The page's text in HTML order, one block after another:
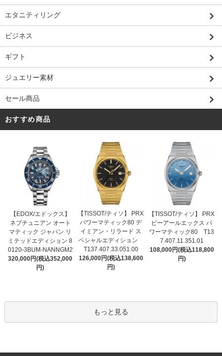
エタニティリング
ビジネス
ギフト
ジュエリー素材
セール商品
おすすめ商品
【EDOX/エドックス】
ネプチュニアン オート
マティック ジャパン リ
ミテッドエディション 8
0120-3BUM-NANNGM2
320,000円(税込352,000
円)
【TISSOT/ティソ】 PRX
パワーマティック80 デ
イミアン・リラード ス
ペシャルエディション
T137.407.33.051.00
126,000円(税込138,600
円)
【TISSOT/ティソ】 PRX
ピーアールエックス パ
ワーマティック80 T13
7.407.11.351.01
108,000円(税込118,800
円)
もっと見る